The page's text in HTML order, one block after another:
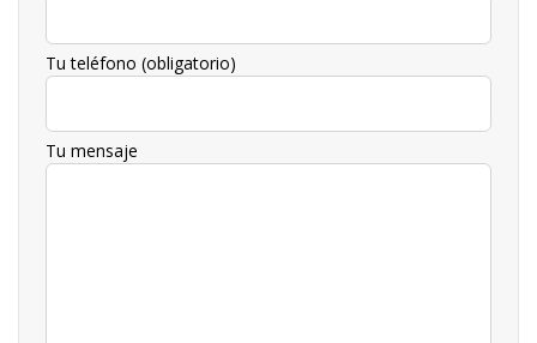
Tu teléfono (obligatorio)
Tu mensaje